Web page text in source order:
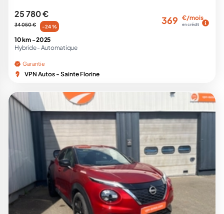
25 780 €
34 050 € -24 %
369 €/mois
en crédit
10 km -2025
Hybride - Automatique
Garantie
VPN Autos - Sainte Florine